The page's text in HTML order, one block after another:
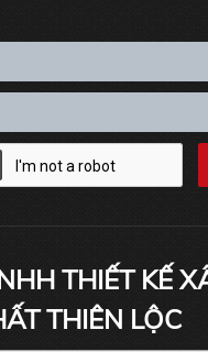
THIẾT KẾ
THIÊN LỘC